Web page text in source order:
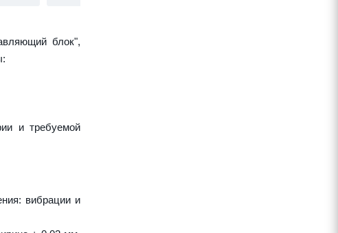
блок",
и требуемой
вибрации и